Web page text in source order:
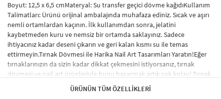
Boyut: 12,5 x 6,5 cmMateryal: Su transfer geçici dövme kağıdıKullanım
Talimatları: Ürünü orijinal ambalajında muhafaza ediniz. Sıcak ve aşırı
nemli ortamlardan kaçının. İlk kullanımdan sonra, jelatini
kaybetmeden kuru ve nemsiz bir ortamda saklayınız. Sadece
ihtiyacınız kadar deseni çıkarın ve geri kalan kısmı su ile temas
ettirmeyin.Tırnak Dövmesi ile Harika Nail Art Tasarımları Yaratın!Eğer
tırnaklarınızın da sizin kadar dikkat çekmesini istiyorsanız, tırnak
dövmesi ve nail art ürünleriyle bunu başarmak artık çok kolay! Tırnak
sticker ve su transfer dövmesi kullanarak tırnaklarınıza benzersiz
tasarımlar yapabilir, profesyonel bir görünüm elde edebilirsiniz.
ÜRÜNÜN TÜM ÖZELLIKLERI